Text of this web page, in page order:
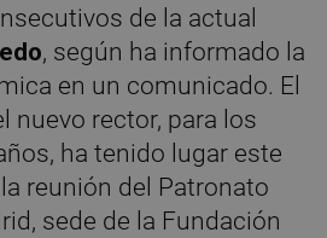
de la actual
, según ha informado la
en un comunicado. El
nuevo rector, para los
ha tenido lugar este
reunión del Patronato
sede de la Fundación